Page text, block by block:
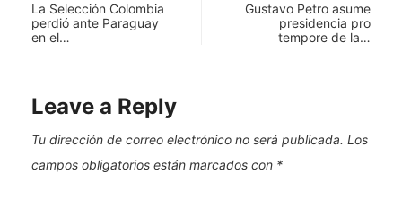
La Selección Colombia
perdió ante Paraguay
en el…
Gustavo Petro asume
presidencia pro
tempore de la…
Leave a Reply
Tu dirección de correo electrónico no será publicada. Los
campos obligatorios están marcados con *